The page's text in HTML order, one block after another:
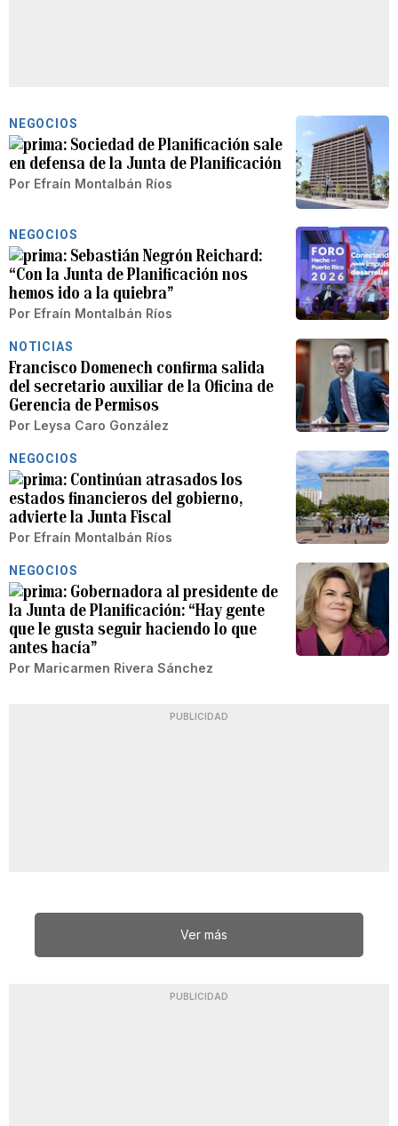
NEGOCIOS
Sociedad de Planificación sale
en defensa de la Junta de Planificación
Por Efraín Montalbán Ríos
NEGOCIOS
Sebastián Negrón Reichard:
“Con la Junta de Planificación nos
hemos ido a la quiebra”
Por Efraín Montalbán Ríos
NOTICIAS
Francisco Domenech confirma salida
del secretario auxiliar de la Oficina de
Gerencia de Permisos
Por Leysa Caro González
NEGOCIOS
Continúan atrasados los
estados financieros del gobierno,
advierte la Junta Fiscal
Por Efraín Montalbán Ríos
NEGOCIOS
Gobernadora al presidente de
la Junta de Planificación: “Hay gente
que le gusta seguir haciendo lo que
antes hacía”
Por Maricarmen Rivera Sánchez
PUBLICIDAD
Ver más
PUBLICIDAD